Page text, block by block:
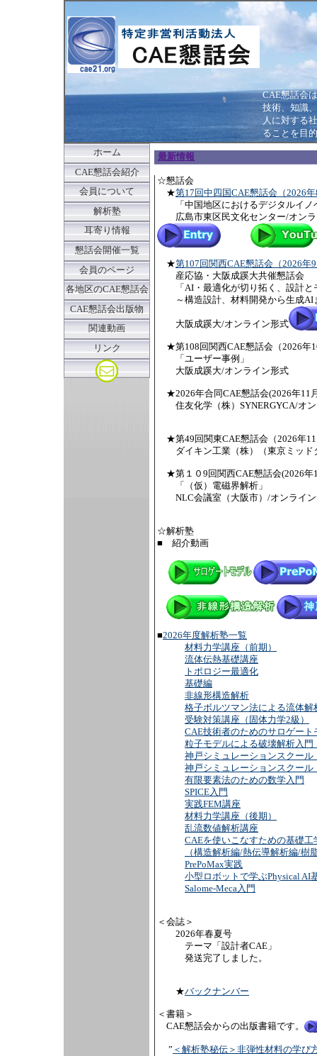
CAE懇話会
技術、知識
人に対する
ることを目
ホーム
CAE懇話会紹介
会員について
解析塾
耳寄り情報
懇話会開催一覧
会員のページ
各地区のCAE懇話会
CAE懇話会出版物
関連動画
リンク
最新情報
☆懇
★第17回中四国CAE懇話会（2026
「中国地区におけるデジタルイ
広島市東区民文化センター/オンラ
★第107回関西CAE懇話会（2026年
産応協・大阪成蹊大共催懇話会
「AI・最適化が切り拓く、設計と
～構造設計、材料開発から生成AI
大阪成蹊大/オンライン形式
★第108回関西CAE懇話会（2026年
「ユーザー事例」
大阪成蹊大/オンライン形式
★2026年合同CAE懇話会(2026年11
住友化学（株）SYNERGYCA/オン
★第49回関東CAE懇話会（2026年11
ダイキン工業（株）（東京ミッド
★第１０9回関西CAE懇話会(2026年
「（仮）電磁界解析」
NLC会議室（大阪市）/オンライン
☆解析塾
■ 紹介動画
■2026年度解析塾一覧
材料力学講座（前期）
流体伝熱基礎講座
トポロジー最適化
基礎編
非線形構造解析
格子ボルツマン法による流体解
受験対策講座（固体力学2級）
CAE技術者のためのサロゲート
粒子モデルによる破壊解析入門
神戸シミュレーションスクール
神戸シミュレーションスクール
有限要素法のための数学入門
SPICE入門
実践FEM講座
材料力学講座（後期）
乱流数値解析講座
CAEを使いこなすための基礎工
（構造解析編/熱伝導解析編/樹
PrePoMax実践
小型ロボットで学ぶPhysical AI
Salome-Meca入門
＜会誌＞
2026年春夏号
テーマ「設計者
発送完了しました。
★バックナンバー
＜書籍＞
CAE懇話会からの出版書籍です。
” ＜解析塾秘伝＞非弾性材料の学び